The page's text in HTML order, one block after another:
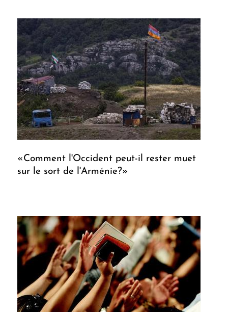
«Comment l'Occident peut-il rester muet
sur le sort de l'Arménie?»